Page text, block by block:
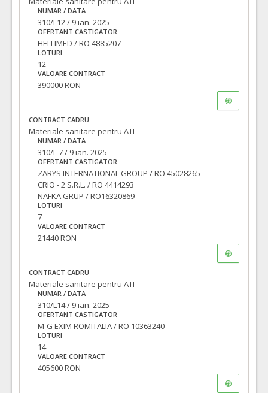
VALOAREA ESTIMATA FARA
TVA:
8.125,00 - 390.000,00 Leu
14. Sistem colector beckler steril cu capac si tubulatura pvc 150cm
COD CPV:
33171000-9 Instrumente pentru anestezie si pentru reanimare
TVA:
8.450,00 - 405.600,00 Leu
ATRIBUIT
NUMAR / DATA
310/L12 / 9 ian. 2025
OFERTANT CASTIGATOR
HELLIMED / RO 4885207
LOTURI
12
VALOARE CONTRACT
390000 RON
CONTRACT CADRU
Materiale sanitare pentru ATI
NUMAR / DATA
310/L 7 / 9 ian. 2025
OFERTANT CASTIGATOR
ZARYS INTERNATIONAL GROUP / RO 45028265
CRIO - 2 S.R.L. / RO 4414293
NAFKA GRUP / RO16320869
LOTURI
7
VALOARE CONTRACT
21440 RON
CONTRACT CADRU
Materiale sanitare pentru ATI
NUMAR / DATA
310/L14 / 9 ian. 2025
OFERTANT CASTIGATOR
M-G EXIM ROMITALIA / RO 10363240
LOTURI
14
VALOARE CONTRACT
405600 RON